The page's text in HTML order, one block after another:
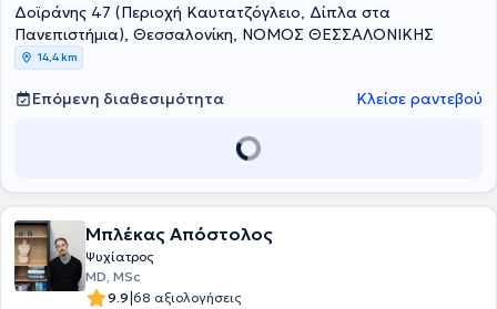
ιδιαίτερη εμπειρία στην αντιμετώπιση κατάθλιψης, άγχους,
κρίσεων πανικού, φοβιών, ψυχαναγκασμών, ψυχοσωματικών
συμπτωμάτων, καθώς και στη διαχείριση προβλημάτων στις
διαπροσωπικές σχέσεις. Δεν αναλαμβάνει εξαρτήσεις από ουσίες
και τυχερά παιχνίδια. Είναι μέλος του Ιατρικού Συλλόγου
Θεσσαλονίκης και της Πανελλήνιας Εταιρείας Γνωστικής
Δοϊράνης 47 (Περιοχή Καυτατζόγλειο, Δίπλα στα
Πανεπιστήμια), Θεσσαλονίκη, ΝΟΜΟΣ ΘΕΣΣΑΛΟΝΙΚΗΣ
14,4 km
Επόμενη διαθεσιμότητα Κλείσε ραντεβού
Μπλέκας Απόστολος
Ψυχίατρος
MD, MSc
9.9|68 αξιολογήσεις